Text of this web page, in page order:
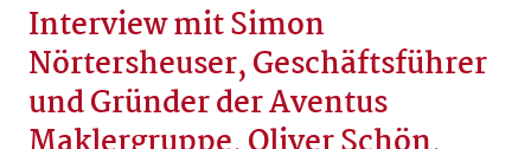
Interview mit Simon
Nörtersheuser, Geschäftsführer
und Gründer der Aventus